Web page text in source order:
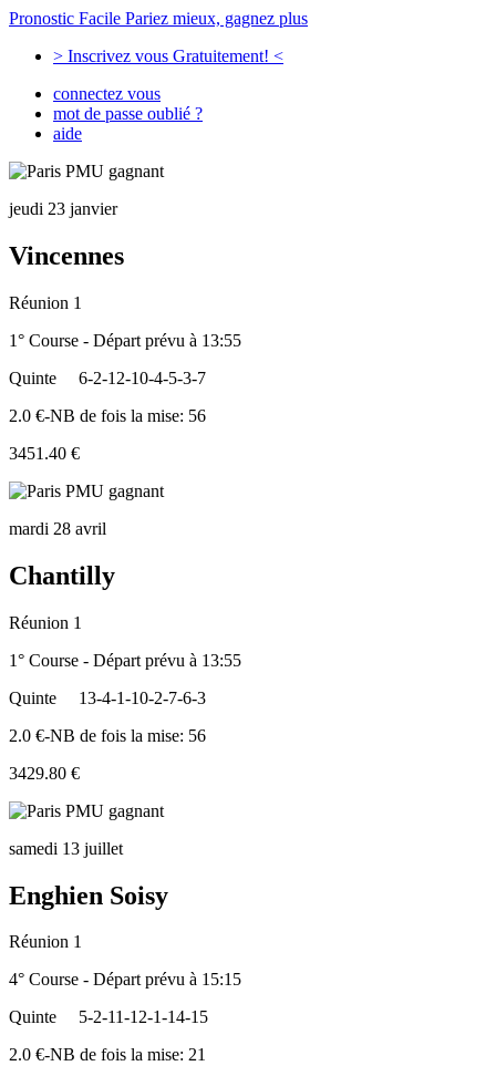
Pronostic Facile Pariez mieux, gagnez plus
> Inscrivez vous Gratuitement! <
connectez vous
mot de passe oublié ?
aide
jeudi 23 janvier
Vincennes
Réunion 1
1° Course - Départ prévu à 13:55
Quinte
6-2-12-10-4-5-3-7
2.0 €-NB de fois la mise: 56
3451.40 €
mardi 28 avril
Chantilly
Réunion 1
1° Course - Départ prévu à 13:55
Quinte
13-4-1-10-2-7-6-3
2.0 €-NB de fois la mise: 56
3429.80 €
samedi 13 juillet
Enghien Soisy
Réunion 1
4° Course - Départ prévu à 15:15
Quinte
5-2-11-12-1-14-15
2.0 €-NB de fois la mise: 21